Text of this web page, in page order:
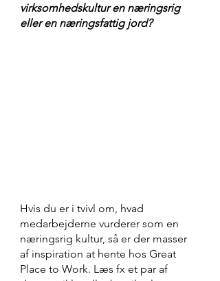
virksomhedskultur en næringsrig
eller en næringsfattig jord?
Hvis du er i tvivl om, hvad
medarbejderne vurderer som en
næringsrig kultur, så er der masser
af inspiration at hente hos Great
Place to Work. Læs fx et par af